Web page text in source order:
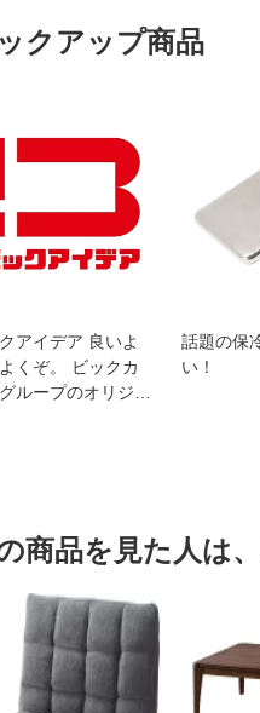
クアップ商品
アイデア 良いよ
くぞ。 ビックカ
ループのオリジナ
話題の保
い！
商品を見た人は